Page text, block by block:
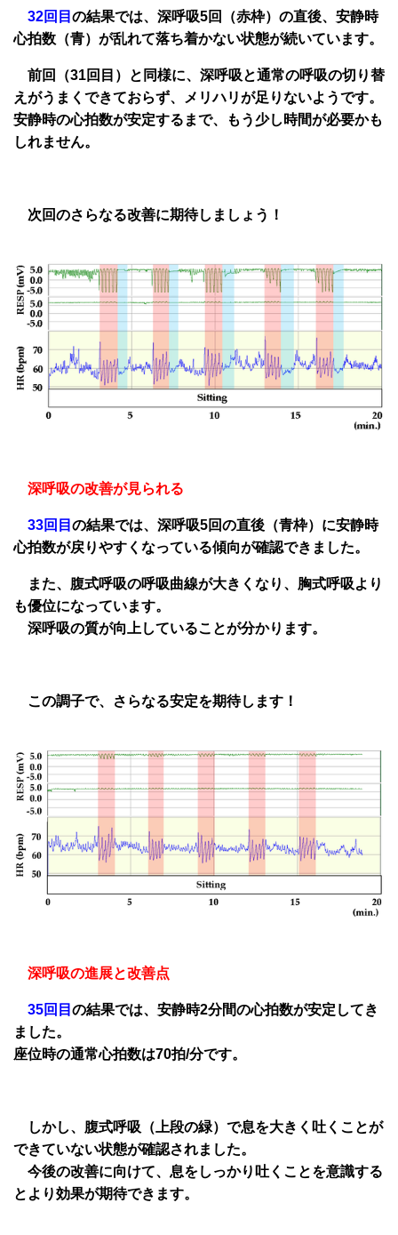
32回目 の結果では、深呼吸5回（赤枠）の直後、安静時
心拍数（青）が乱れて落ち着かない状態が続いています。
前回（31回目）と同様に、深呼吸と通常の呼吸の切り替
えがうまくできておらず、メリハリが足りないようです。
安静時の心拍数が安定するまで、もう少し時間が必要かも
しれません。
次回のさらなる改善に期待しましょう！
深呼吸の改善が見られる
33回目 の結果では、深呼吸5回の直後（青枠）に安静時
心拍数が戻りやすくなっている傾向が確認できました。
また、腹式呼吸の呼吸曲線が大きくなり、胸式呼吸より
も優位になっています。
深呼吸の質が向上していることが分かります。
この調子で、さらなる安定を期待します！
深呼吸の進展と改善点
35回目 の結果では、安静時2分間の心拍数が安定してき
ました。
座位時の通常心拍数は70拍/分です。
しかし、腹式呼吸（上段の緑）で息を大きく吐くことが
できていない状態が確認されました。
今後の改善に向けて、息をしっかり吐くことを意識する
とより効果が期待できます。